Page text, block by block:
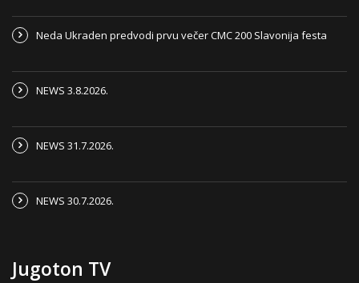
Neda Ukraden predvodi prvu večer CMC 200 Slavonija festa
NEWS 3.8.2026.
NEWS 31.7.2026.
NEWS 30.7.2026.
Jugoton TV